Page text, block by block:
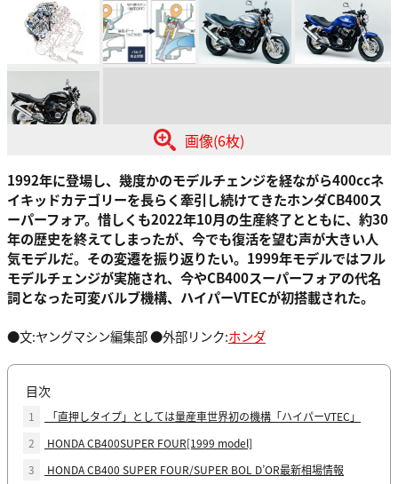
画像(6枚)
1992年に登場し、幾度かのモデルチェンジを経ながら400ccネ
イキッドカテゴリーを長らく牽引し続けてきたホンダCB400ス
ーパーフォア。惜しくも2022年10月の生産終了とともに、約30
年の歴史を終えてしまったが、今でも復活を望む声が大きい人
気モデルだ。その変遷を振り返りたい。1999年モデルではフル
モデルチェンジが実施され、今やCB400スーパーフォアの代名
詞となった可変バルブ機構、ハイパーVTECが初搭載された。
●文:ヤングマシン編集部 ●外部リンク:ホンダ
目次
1
「直押しタイプ」としては量産車世界初の機構「ハイパーVTEC」
2
HONDA CB400SUPER FOUR[1999 model]
3
HONDA CB400 SUPER FOUR/SUPER BOL D’OR最新相場情報